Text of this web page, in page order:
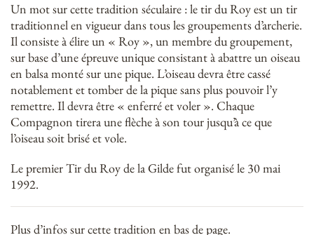
Un mot sur cette tradition séculaire : le tir du Roy est un tir
traditionnel en vigueur dans tous les groupements d’archerie.
Il consiste à élire un « Roy », un membre du groupement,
sur base d’une épreuve unique consistant à abattre un oiseau
en balsa monté sur une pique. L’oiseau devra être cassé
notablement et tomber de la pique sans plus pouvoir l’y
remettre. Il devra être « enferré et voler ». Chaque
Compagnon tirera une flèche à son tour jusqu’à ce que
l’oiseau soit brisé et vole.
Le premier Tir du Roy de la Gilde fut organisé le 30 mai
1992.
Plus d’infos sur cette tradition en bas de page.